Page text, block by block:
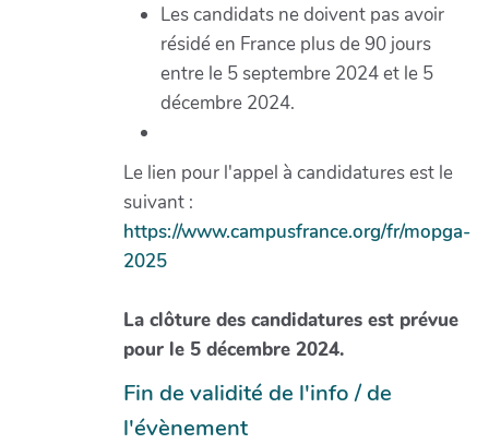
Les candidats ne doivent pas avoir
résidé en France plus de 90 jours
entre le 5 septembre 2024 et le 5
décembre 2024.
Le lien pour l'appel à candidatures est le
suivant :
https://www.campusfrance.org/fr/mopga-
2025
La clôture des candidatures est prévue
pour le 5 décembre 2024.
Fin de validité de l'info / de
l'évènement